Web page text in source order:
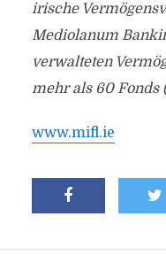
irische
Mediolanum
verwalteten
mehr als 60 Fonds
www.mifl.ie